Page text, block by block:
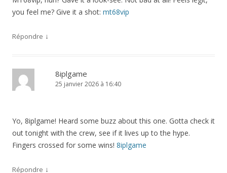
you feel me? Give it a shot: mt68vip
Répondre ↓
8iplgame
25 janvier 2026 à 16:40
Yo, 8iplgame! Heard some buzz about this one. Gotta check it
out tonight with the crew, see if it lives up to the hype.
Fingers crossed for some wins! 8iplgame
Répondre ↓